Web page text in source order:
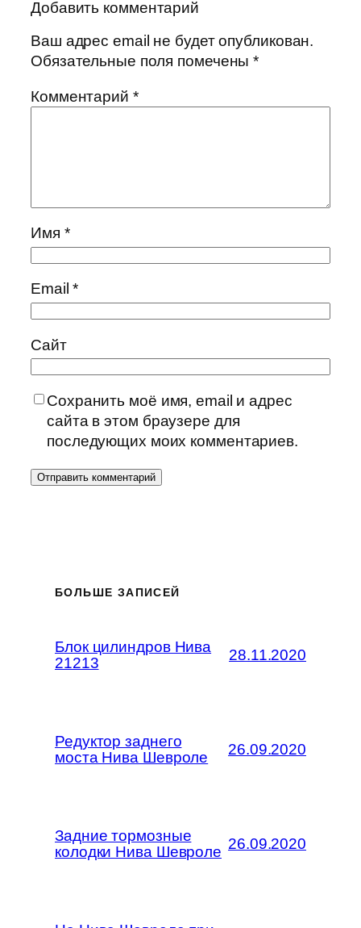
Добавить комментарий
Ваш адрес email не будет опубликован.
Обязательные поля помечены*
Комментарий *
Имя *
Email*
Сайт
Сохранить моё имя, email и адрес
сайта в этом браузере для
последующих моих комментариев.
БОЛЬШЕ ЗАПИСЕЙ
Блок цилиндров Нива
21213
28.11.2020
Редуктор заднего
моста Нива Шевроле
26.09.2020
Задние тормозные
колодки Нива Шевроле 26.09.2020